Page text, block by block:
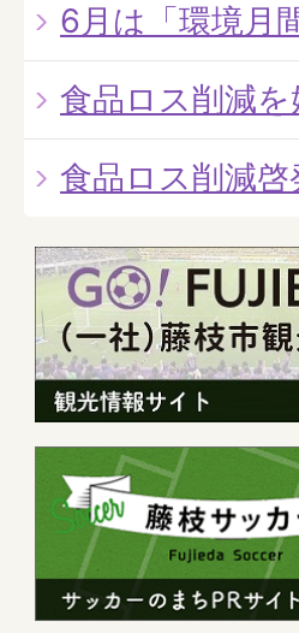
6月は「環境月
食品ロス削減を
食品ロス削減